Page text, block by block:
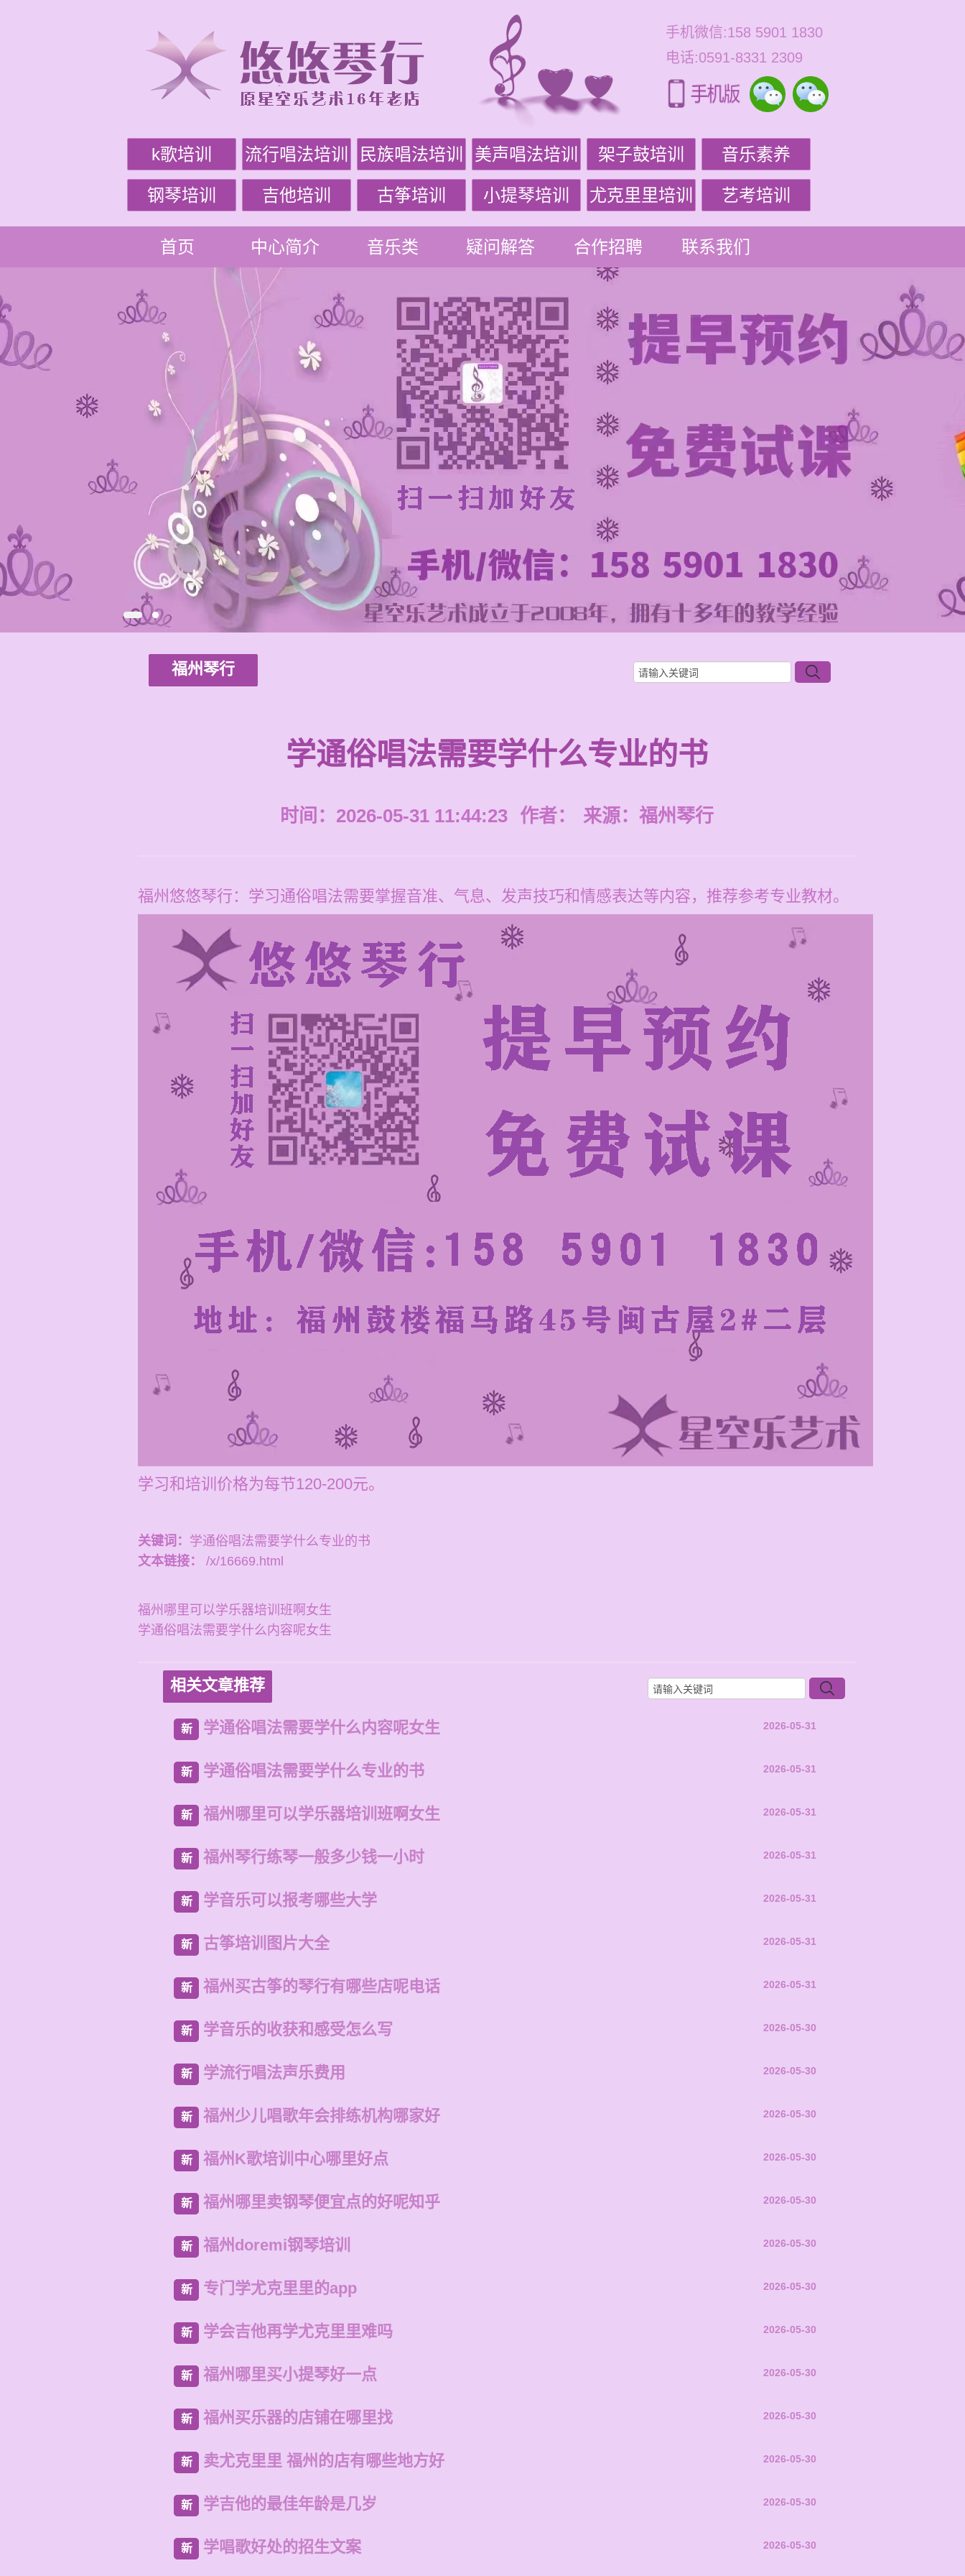
手机微信:158 5901 1830
电话:0591-8331 2309
k歌培训 流行唱法培训 民族唱法培训 美声唱法培训 架子鼓培训 音乐素养
钢琴培训 吉他培训 古筝培训 小提琴培训 尤克里里培训 艺考培训
首页 中心简介 音乐类 疑问解答 合作招聘 联系我们
福州琴行
学通俗唱法需要学什么专业的书
时间：2026-05-31 11:44:23 作者： 来源： 福州琴行
福州悠悠琴行：学习通俗唱法需要掌握音准、气息、发声技巧和情感表达等内容，推荐参考专业教材。
学习和培训价格为每节120-200元。
关键词： 学通俗唱法需要学什么专业的书
文本链接：
/x/16669.html
福州哪里可以学乐器培训班啊女生
学通俗唱法需要学什么内容呢女生
相关文章推荐
新 学通俗唱法需要学什么内容呢女生 2026-05-31
新 学通俗唱法需要学什么专业的书 2026-05-31
新 福州哪里可以学乐器培训班啊女生 2026-05-31
新 福州琴行练琴一般多少钱一小时 2026-05-31
新 学音乐可以报考哪些大学 2026-05-31
新 古筝培训图片大全 2026-05-31
新 福州买古筝的琴行有哪些店呢电话 2026-05-31
新 学音乐的收获和感受怎么写 2026-05-30
新 学流行唱法声乐费用 2026-05-30
新 福州少儿唱歌年会排练机构哪家好 2026-05-30
新 福州K歌培训中心哪里好点 2026-05-30
新 福州哪里卖钢琴便宜点的好呢知乎 2026-05-30
新 福州doremi钢琴培训 2026-05-30
新 专门学尤克里里的app 2026-05-30
新 学会吉他再学尤克里里难吗 2026-05-30
新 福州哪里买小提琴好一点 2026-05-30
新 福州买乐器的店铺在哪里找 2026-05-30
新 卖尤克里里 福州的店有哪些地方好 2026-05-30
新 学吉他的最佳年龄是几岁 2026-05-30
新 学唱歌好处的招生文案 2026-05-30